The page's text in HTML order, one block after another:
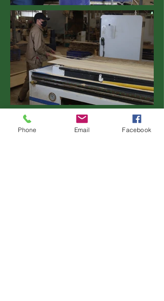
Phone Email Facebook